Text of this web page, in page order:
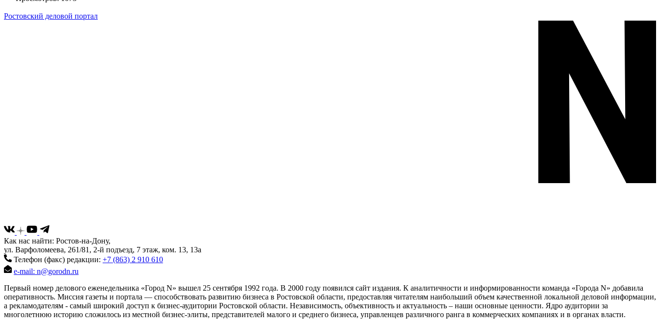
Ростовский деловой портал
Как нас найти: Ростов-на-Дону,
ул. Варфоломеева, 261/81, 2-й подъезд, 7 этаж, ком. 13, 13а
Телефон (факс) редакции: +7 (863) 2 910 610
e-mail: n@gorodn.ru
Первый номер делового еженедельника «Город N» вышел 25 сентября 1992 года. В 2000 году появился сайт издания. К аналитичности и информированности команда «Города N» добавила
оперативность. Миссия газеты и портала — способствовать развитию бизнеса в Ростовской области, предоставляя читателям наибольший объем качественной локальной деловой информации,
а рекламодателям - самый широкий доступ к бизнес-аудитории Ростовской области. Независимость, объективность и актуальность – наши основные ценности. Ядро аудитории за
многолетнюю историю сложилось из местной бизнес-элиты, представителей малого и среднего бизнеса, управленцев различного ранга в коммерческих компаниях и в органах власти.